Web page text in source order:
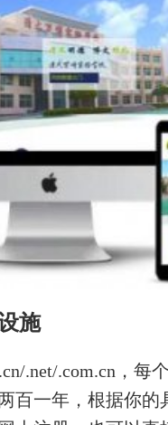
施
.net/.com.cn，每
百一年，根据你的